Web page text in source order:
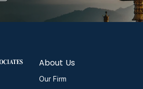
About Us
Our Firm